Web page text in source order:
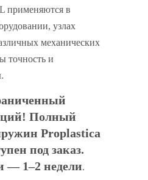
применяются в
узлах
механических
точность и
Полный
Proplastica
под заказ.
— 1–2 недели.